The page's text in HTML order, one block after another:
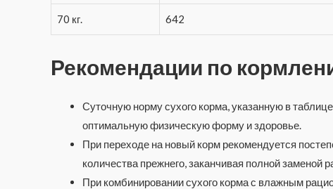
70 кг. 642
Рекомендации по
Суточную норму сухого корма, указанную в
оптимальную физическую форму и здоровье.
При переходе на новый корм рекомендуется
количества прежнего, заканчивая полной
При комбинировании сухого корма с влажным